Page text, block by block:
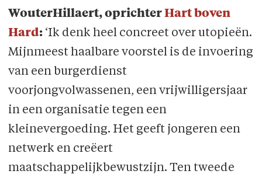
WouterHillaert, oprichter Hart boven
Hard: ‘Ik denk heel concreet over utopieën.
Mijnmeest haalbare voorstel is de invoering
van een burgerdienst
voorjongvolwassenen, een vrijwilligersjaar
in een organisatie tegen een
kleinevergoeding. Het geeft jongeren een
netwerk en creëert
maatschappelijkbewustzijn. Ten tweede